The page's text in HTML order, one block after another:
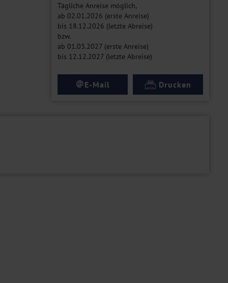
Tägliche Anreise möglich,
ab 02.01.2026 (erste Anreise)
bis 18.12.2026 (letzte Abreise)
bzw.
ab 01.03.2027 (erste Anreise)
bis 12.12.2027 (letzte Abreise)
@E-Mail Drucken